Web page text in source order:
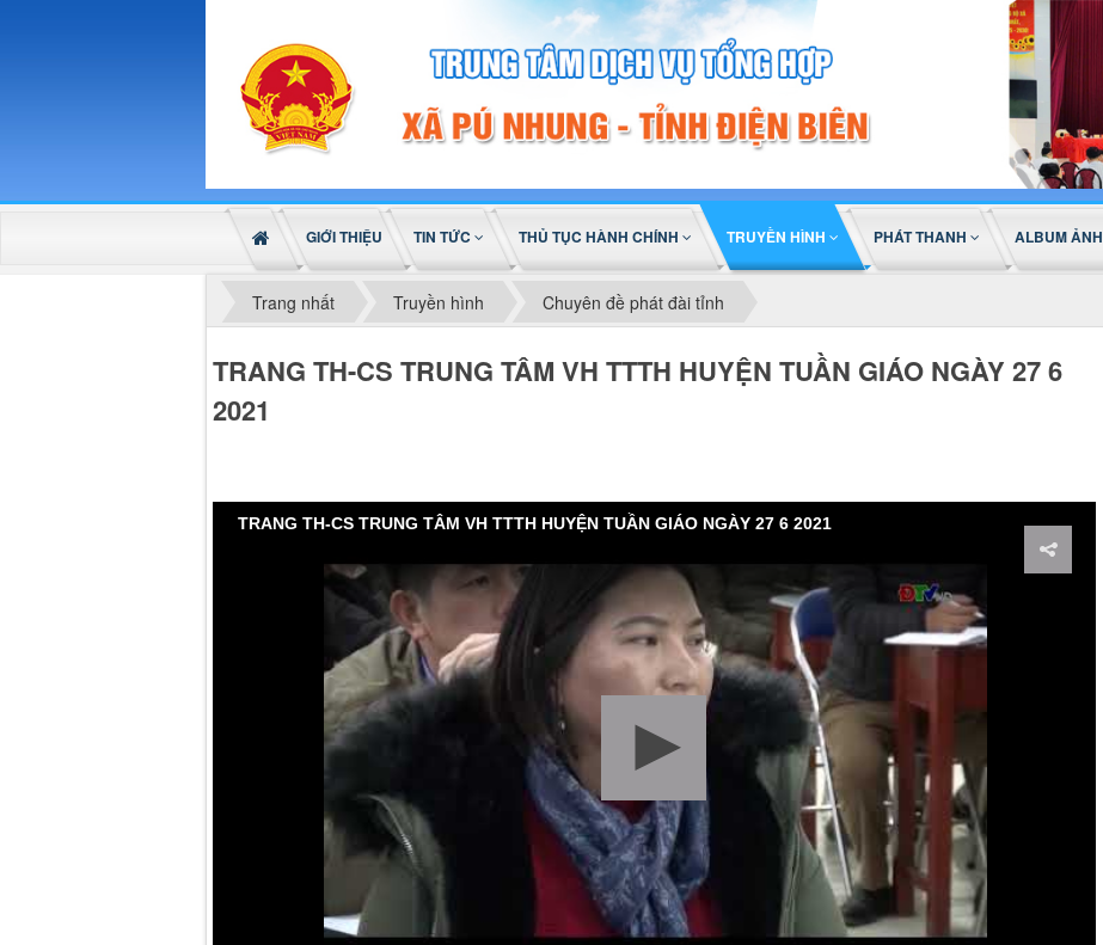
GIỚI THIỆU TIN TỨC THỦ TỤC HÀNH CHÍNH TRUYỀN HÌNH PHÁT THANH ALBUM ẢNH
Trang nhất Truyền hình Chuyên đề phát đài tỉnh
TRANG TH-CS TRUNG TÂM VH TTTH HUYỆN TUẦN GIÁO NGÀY 27 6
2021
TRANG TH-CS TRUNG TÂM VH TTTH HUYỆN TUẦN GIÁO NGÀY 27 6 2021